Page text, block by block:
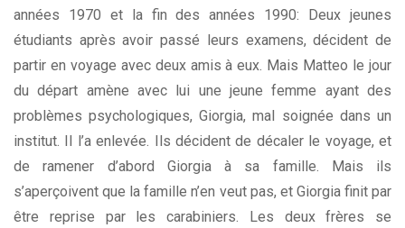
années 1970 et la fin des années 1990: Deux jeunes
étudiants après avoir passé leurs examens, décident de
partir en voyage avec deux amis à eux. Mais Matteo le jour
du départ amène avec lui une jeune femme ayant des
problèmes psychologiques, Giorgia, mal soignée dans un
institut. Il l’a enlevée. Ils décident de décaler le voyage, et
de ramener d’abord Giorgia à sa famille. Mais ils
s’aperçoivent que la famille n’en veut pas, et Giorgia finit par
être reprise par les carabiniers. Les deux frères se